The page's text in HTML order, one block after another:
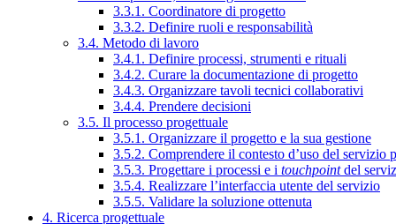
3.3.1. Coordinatore di progetto
3.3.2. Definire ruoli e responsabilità
3.4. Metodo di lavoro
3.4.1. Definire processi, strumenti e rituali
3.4.2. Curare la documentazione di progetto
3.4.3. Organizzare tavoli tecnici collaborativi
3.4.4. Prendere decisioni
3.5. Il processo progettuale
3.5.1. Organizzare il progetto e la sua gestione
3.5.2. Comprendere il contesto d’uso del servizio
3.5.3. Progettare i processi e i touchpointdel
3.5.4. Realizzare l’interfaccia utente del servizio
3.5.5. Validare la soluzione ottenuta
4. Ricerca progettuale